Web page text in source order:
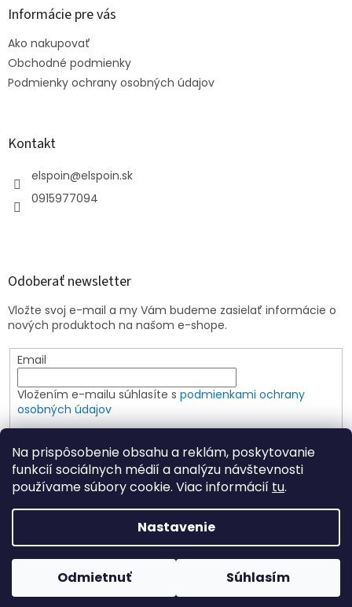
Na prispôsobenie obsahu a reklám, poskytovanie
funkcií sociálnych médií a analýzu návštevnosti
používame súbory cookie. Viac informácií tu.
Nastavenie
Odmietnuť Súhlasím
Informácie pre vás
Ako nakupovať
Obchodné podmienky
Podmienky ochrany osobných údajov
Kontakt
elspoin@elspoin.sk
0915977094
Odoberať newsletter
Vložte svoj e-mail a my Vám budeme zasielať informácie o
nových produktoch na našom e-shope.
Email
Vložením e-mailu súhlasíte s podmienkami ochrany
osobných údajov
PRIHLÁSIŤ SA
Copyright 2026Elspoin. Všetky práva vyhradené.Upraviť
nastavenie cookies